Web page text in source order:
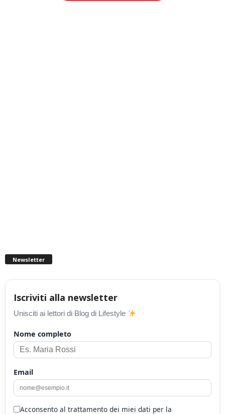
Newsletter
Iscriviti alla newsletter
Unisciti ai lettori di Blog di Lifestyle
Nome completo
Email
Acconsento al trattamento dei miei dati per la